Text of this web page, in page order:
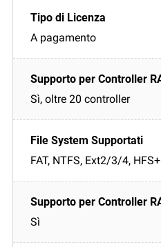
A pagamento
Sì, oltre 20 controller
FAT, NTFS, Ext2/3/4, HFS+
Sì